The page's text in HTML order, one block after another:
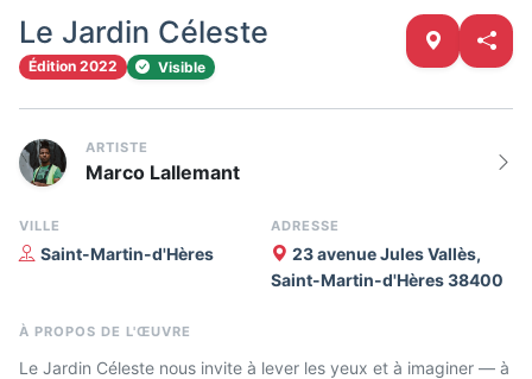
Le Jardin Céleste
Édition 2022 Visible
ARTISTE
Marco Lallemant
VILLE
Saint-Martin-d'Hères
ADRESSE
23 avenue Jules Vallès,
Saint-Martin-d'Hères 38400
À PROPOS DE L'ŒUVRE
Le Jardin Céleste nous invite à lever les yeux et à imaginer — à